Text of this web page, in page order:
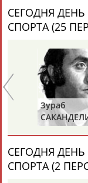
Каримжан
АБДРАХМАНОВ
Рамазан
АБДУЛАЕВ
Камалудин
АБДУЛДАУДОВ
СЕГОДНЯ
СПОРТА (25
СЕГОДНЯ
СПОРТА (2